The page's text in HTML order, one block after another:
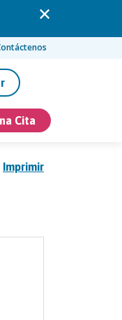
Cita
Imprimir